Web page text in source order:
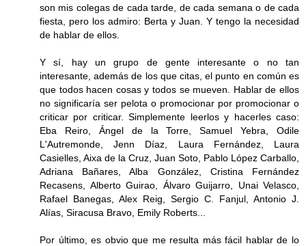
son mis colegas de cada tarde, de cada semana o de cada
fiesta, pero los admiro: Berta y Juan. Y tengo la necesidad
de hablar de ellos.
Y sí, hay un grupo de gente interesante o no tan
interesante, además de los que citas, el punto en común es
que todos hacen cosas y todos se mueven. Hablar de ellos
no significaría ser pelota o promocionar por promocionar o
criticar por criticar. Simplemente leerlos y hacerles caso:
Eba Reiro, Ángel de la Torre, Samuel Yebra, Odile
L'Autremonde, Jenn Díaz, Laura Fernández, Laura
Casielles, Aixa de la Cruz, Juan Soto, Pablo López Carballo,
Adriana Bañares, Alba González, Cristina Fernández
Recasens, Alberto Guirao, Álvaro Guijarro, Unai Velasco,
Rafael Banegas, Alex Reig, Sergio C. Fanjul, Antonio J.
Alías, Siracusa Bravo, Emily Roberts...
Por último, es obvio que me resulta más fácil hablar de lo